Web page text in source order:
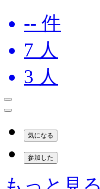
-- 件
7 人
3 人
気になる
参加した